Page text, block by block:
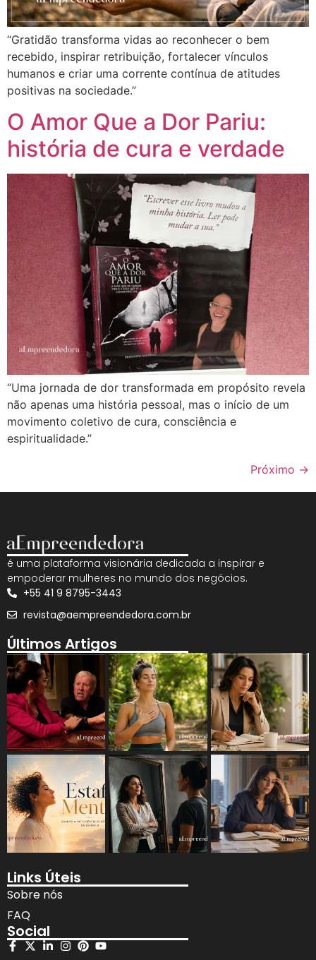
“Gratidão transforma vidas ao reconhecer o bem
recebido, inspirar retribuição, fortalecer vínculos
humanos e criar uma corrente contínua de atitudes
positivas na sociedade.”
O Amor Que a Dor Pariu:
história de cura e verdade
“Uma jornada de dor transformada em propósito revela
não apenas uma história pessoal, mas o início de um
movimento coletivo de cura, consciência e
espiritualidade.”
Próximo →
é uma plataforma visionária dedicada a inspirar e
empoderar mulheres no mundo dos negócios.
+55 41 9 8795-3443
revista@aempreendedora.com.br
Últimos Artigos
Links Úteis
Sobre nós
FAQ
Social